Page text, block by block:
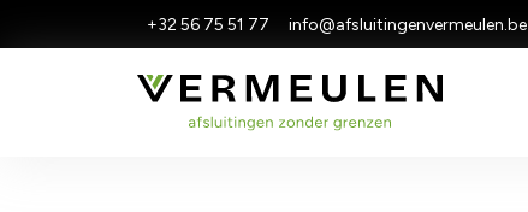
+32 56 75 51 77 info@afsluitingenvermeulen.be